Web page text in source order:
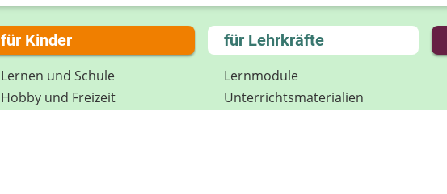
für Kinder
Lernen und Schule
Hobby und Freizeit
für Lehrkräfte
Lernmodule
Unterrichts­materialien